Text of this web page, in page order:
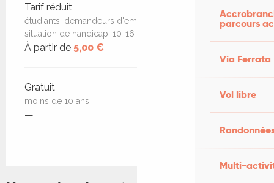
parcours
Via Ferrata
Vol libre
Multi-
Tarif réduit
étudiants, demandeurs d'emploi, et personne en
situation de handicap, 10-16 ans
À partir de 5,00 €
Gratuit
moins de 10 ans
—